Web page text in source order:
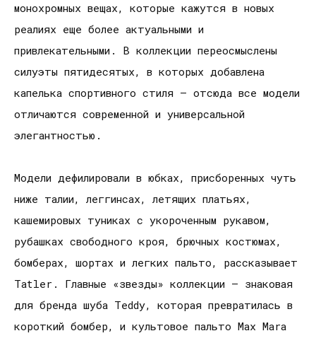
монохромных вещах, которые кажутся в новых
реалиях еще более актуальными и
привлекательными. В коллекции переосмыслены
силуэты пятидесятых, в которых добавлена
капелька спортивного стиля – отсюда все модели
отличаются современной и универсальной
элегантностью.
Модели дефилировали в юбках, присборенных чуть
ниже талии, леггинсах, летящих платьях,
кашемировых туниках с укороченным рукавом,
рубашках свободного кроя, брючных костюмах,
бомберах, шортах и легких пальто, рассказывает
Tatler. Главные «звезды» коллекции – знаковая
для бренда шуба Teddy, которая превратилась в
короткий бомбер, и культовое пальто Max Mara